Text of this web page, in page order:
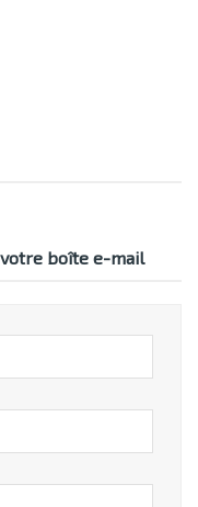
votre boîte e-mail